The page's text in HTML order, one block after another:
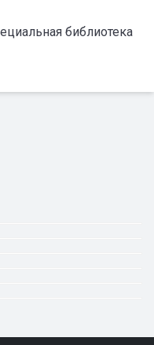
библиотека